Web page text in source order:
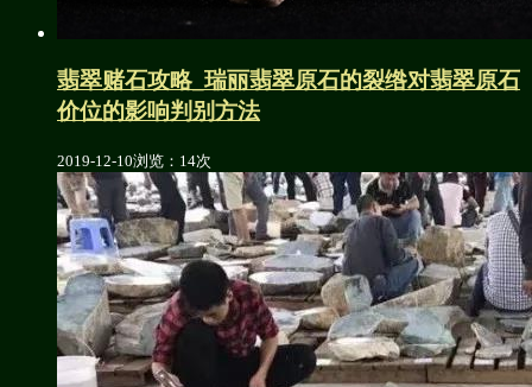
翡翠赌石攻略_瑞丽翡翠原石的裂绺对翡翠原石
价位的影响判别方法
2019-12-10浏览：14次